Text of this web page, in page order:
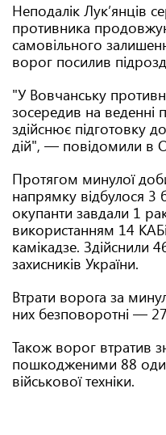
Неподалік Лукʼянців
противника
самовільного
ворог посилив
"У Вовчанську
зосередив на веденні
здійснює підготовку
дій", — повідомили в
Протягом минулої
напрямку відбулося 3
окупанти завдали 1
використанням 14
камікадзе. Здійснили
захисників України.
Втрати ворога за
них безповоротні —
Також ворог втратив
пошкодженими 88
військової техніки.